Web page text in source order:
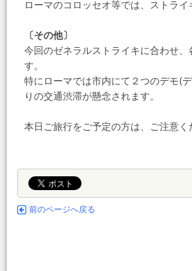
ローマのコロッセオ等では、ストラ
〔その他〕
今回のゼネラルストライキに合わせ
す。
特にローマでは市内にて２つのデモ(
りの交通渋滞が懸念されます。
本日ご旅行をご予定の方は、ご注意く
前のページへ戻る